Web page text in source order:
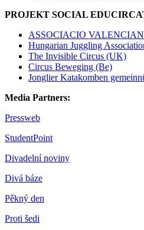
PROJEKT SOCIAL
ASSOCIACIO
Hungarian Juggling
The Invisible Circus (UK)
Circus Beweging (Be)
Jonglier Katakomben
Media Partners:
Pressweb
StudentPoint
Divadelní noviny
Divá báze
Pěkný den
Proti šedi